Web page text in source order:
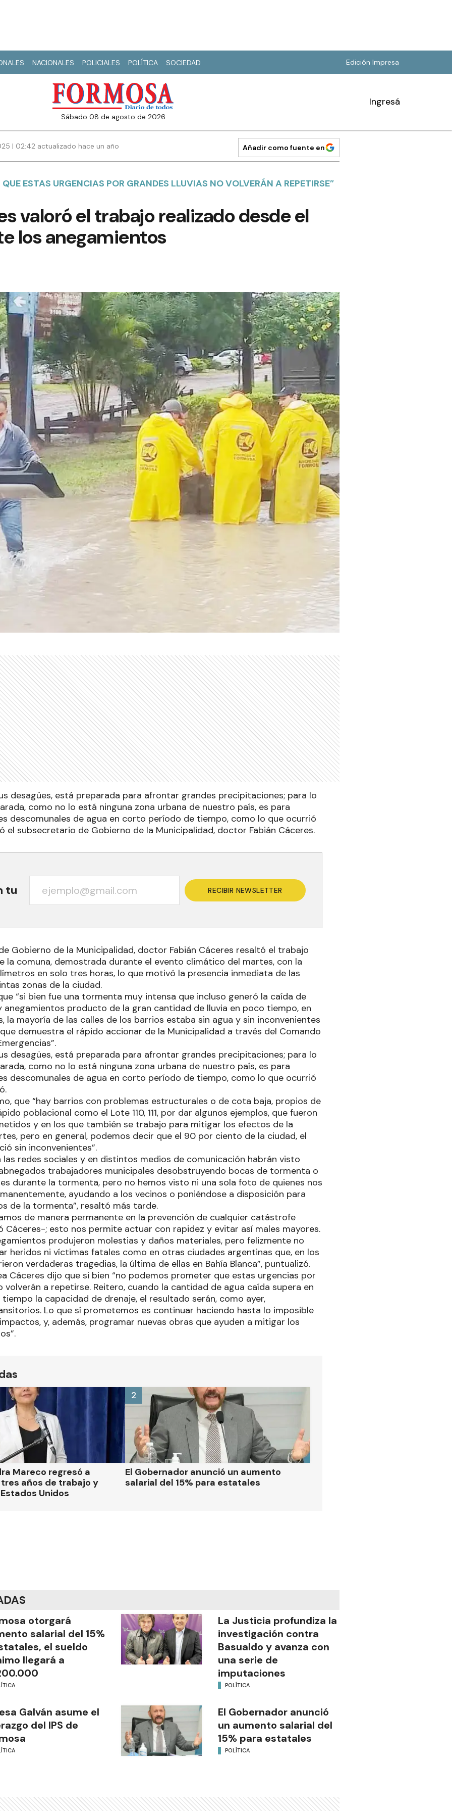
NACIONALES POLICIALES POLÍTICA SOCIEDAD Edición Impresa
sábado 08 de agosto de 2026
Ingresá
| 02:42 actualizado hace un año Añadir como fuente en
ESTAS URGENCIAS POR GRANDES LLUVIAS NO VOLVERÁN A REPETIRSE”
valoró el trabajo realizado desde el
los anegamientos
desagües, está preparada para afrontar grandes precipitaciones; para lo
como no lo está ninguna zona urbana de nuestro país, es para
descomunales de agua en corto período de tiempo, como lo que ocurrió
el subsecretario de Gobierno de la Municipalidad, doctor Fabián Cáceres.
tu RECIBIR NEWSLETTER
Gobierno de la Municipalidad, doctor Fabián Cáceres resaltó el trabajo
la comuna, demostrada durante el evento climático del martes, con la
en solo tres horas, lo que motivó la presencia inmediata de las
zonas de la ciudad.
“si bien fue una tormenta muy intensa que incluso generó la caída de
anegamientos producto de la gran cantidad de lluvia en poco tiempo, en
la mayoría de las calles de los barrios estaba sin agua y sin inconvenientes
demuestra el rápido accionar de la Municipalidad a través del Comando
desagües, está preparada para afrontar grandes precipitaciones; para lo
como no lo está ninguna zona urbana de nuestro país, es para
descomunales de agua en corto período de tiempo, como lo que ocurrió
que “hay barrios con problemas estructurales o de cota baja, propios de
poblacional como el Lote 110, 111, por dar algunos ejemplos, que fueron
y en los que también se trabajo para mitigar los efectos de la
pero en general, podemos decir que el 90 por ciento de la ciudad, el
sin inconvenientes”.
las redes sociales y en distintos medios de comunicación habrán visto
trabajadores municipales desobstruyendo bocas de tormenta o
durante la tormenta, pero no hemos visto ni una sola foto de quienes nos
ayudando a los vecinos o poniéndose a disposición para
de la tormenta”, resaltó más tarde.
de manera permanente en la prevención de cualquier catástrofe
; esto nos permite actuar con rapidez y evitar así males mayores.
produjeron molestias y daños materiales, pero felizmente no
heridos ni víctimas fatales como en otras ciudades argentinas que, en los
verdaderas tragedias, la última de ellas en Bahía Blanca”, puntualizó.
Cáceres dijo que si bien “no podemos prometer que estas urgencias por
volverán a repetirse. Reitero, cuando la cantidad de agua caída supera en
la capacidad de drenaje, el resultado serán, como ayer,
Lo que sí prometemos es continuar haciendo hasta lo imposible
y, además, programar nuevas obras que ayuden a mitigar los
Mareco regresó a
años de trabajo y
Unidos
El Gobernador anunció un aumento
salarial del 15% para estatales
2
otorgará
salarial del 15%
el sueldo
llegará a
La Justicia profundiza la
investigación contra
Basualdo y avanza con
una serie de
imputaciones
POLÍTICA
Galván asume el
del IPS de
El Gobernador anunció
un aumento salarial del
15% para estatales
POLÍTICA